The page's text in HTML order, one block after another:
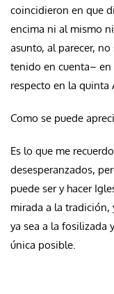
coincidieron en que
encima ni al mismo
asunto, al parecer,
tenido en cuenta–
respecto en la quinta
Como se puede
Es lo que me
desesperanzados,
puede ser y hacer
mirada a la tradición,
ya sea a la fosilizada
única posible.